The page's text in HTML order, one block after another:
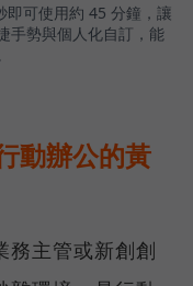
可使用約 45 分鐘，讓
手勢與個人化自訂，能
動辦公的黃
務主管或新創創